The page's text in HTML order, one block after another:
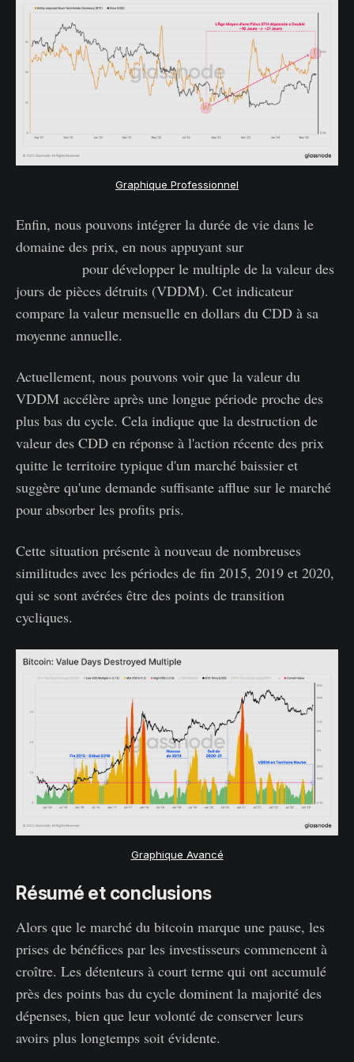
Graphique Professionnel
Enfin, nous pouvons intégrer la durée de vie dans le
domaine des prix, en nous appuyant sur
pour développer le multiple de la valeur des
jours de pièces détruits (VDDM). Cet indicateur
compare la valeur mensuelle en dollars du CDD à sa
moyenne annuelle.
Actuellement, nous pouvons voir que la valeur du
VDDM accélère après une longue période proche des
plus bas du cycle. Cela indique que la destruction de
valeur des CDD en réponse à l'action récente des prix
quitte le territoire typique d'un marché baissier et
suggère qu'une demande suffisante afflue sur le marché
pour absorber les profits pris.
Cette situation présente à nouveau de nombreuses
similitudes avec les périodes de fin 2015, 2019 et 2020,
qui se sont avérées être des points de transition
cycliques.
Graphique Avancé
Résumé et conclusions
Alors que le marché du bitcoin marque une pause, les
prises de bénéfices par les investisseurs commencent à
croître. Les détenteurs à court terme qui ont accumulé
près des points bas du cycle dominent la majorité des
dépenses, bien que leur volonté de conserver leurs
avoirs plus longtemps soit évidente.